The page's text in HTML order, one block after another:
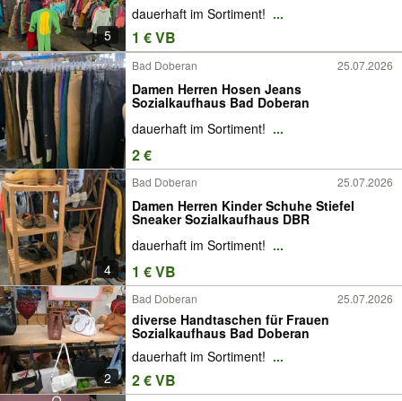
5
dauerhaft im Sortiment! ...
1 € VB
Bad Doberan 25.07.2026
Damen Herren Hosen Jeans
Sozialkaufhaus Bad Doberan
dauerhaft im Sortiment! ...
2 €
4
Bad Doberan 25.07.2026
Damen Herren Kinder Schuhe Stiefel
Sneaker Sozialkaufhaus DBR
dauerhaft im Sortiment! ...
1 € VB
2
Bad Doberan 25.07.2026
diverse Handtaschen für Frauen
Sozialkaufhaus Bad Doberan
dauerhaft im Sortiment! ...
2 € VB